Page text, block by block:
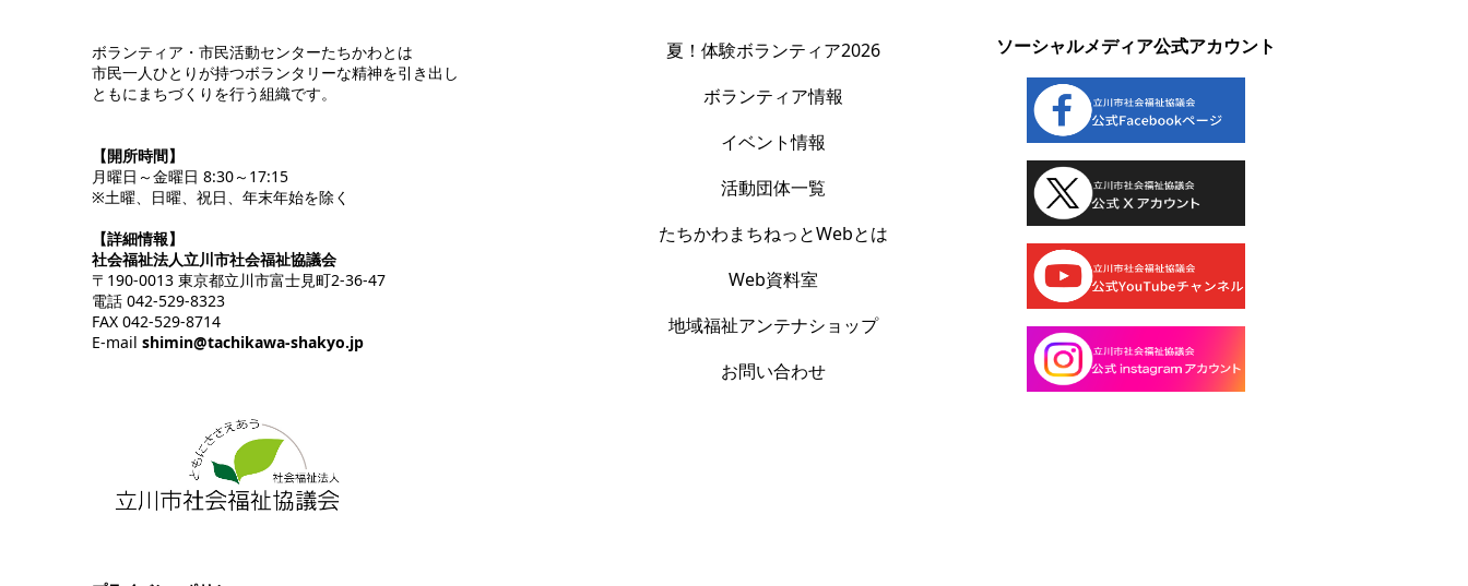
ボランティア・市民活動センターたちかわとは
市民一人ひとりが持つボランタリーな精神を引き出し
ともにまちづくりを行う組織です。
【開所時間】
月曜日～金曜日 8:30～17:15
※土曜、日曜、祝日、年末年始を除く
【詳細情報】
社会福祉法人立川市社会福祉協議会
〒190-0013 東京都立川市富士見町2-36-47
電話 042-529-8323
FAX 042-529-8714
E-mail shimin@tachikawa-shakyo.jp
夏！体験ボランティア2026
ボランティア情報
イベント情報
活動団体一覧
たちかわまちねっとWebとは
Web資料室
地域福祉アンテナショップ
お問い合わせ
ソーシャルメディア公式アカウント